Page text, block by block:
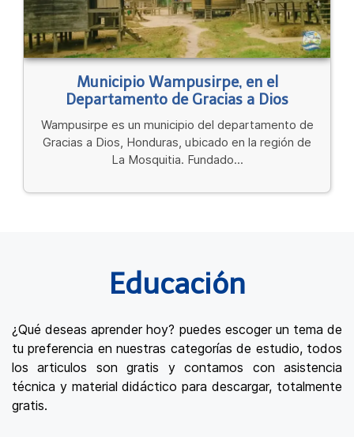
Municipio Wampusirpe, en el
Departamento de Gracias a Dios
Wampusirpe es un municipio del departamento de
Gracias a Dios, Honduras, ubicado en la región de
La Mosquitia. Fundado...
Educación
¿Qué deseas aprender hoy? puedes escoger un tema de
tu preferencia en nuestras categorías de estudio, todos
los articulos son gratis y contamos con asistencia
técnica y material didáctico para descargar, totalmente
gratis.